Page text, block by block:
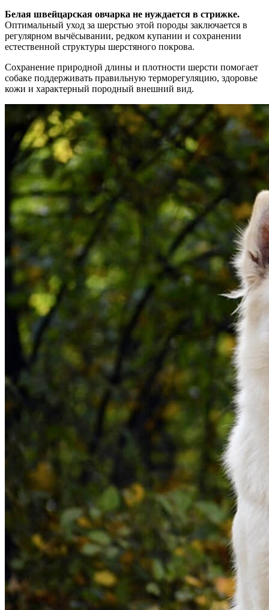
Белая швейцарская овчарка не нуждается в стрижке.
Оптимальный уход за шерстью этой породы заключается в
регулярном вычёсывании, редком купании и сохранении
естественной структуры шерстяного покрова.
Сохранение природной длины и плотности шерсти помогает
собаке поддерживать правильную терморегуляцию, здоровье
кожи и характерный породный внешний вид.